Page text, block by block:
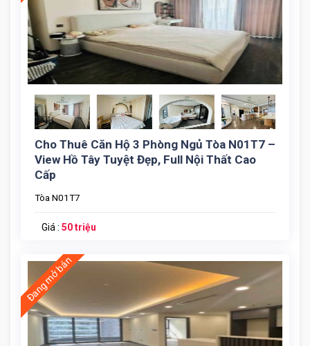
Cho Thue Can Ho 3 Ngu Toa N01t7 (7)
Cho Thue Can Ho 3 Ngu Toa N01t7 (6)
Cho Thuê Căn Hộ 3 Phòng Ngủ Tòa N01T7 –
View Hồ Tây Tuyệt Đẹp, Full Nội Thất Cao
Cấp
Tòa N01T7
Giá : 50 triệu
Đang mở bán